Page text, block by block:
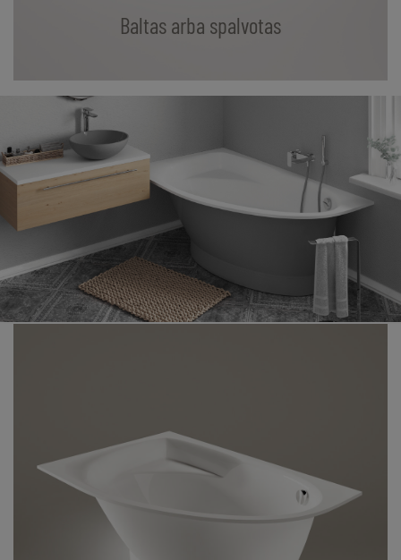
Baltas arba spalvotas